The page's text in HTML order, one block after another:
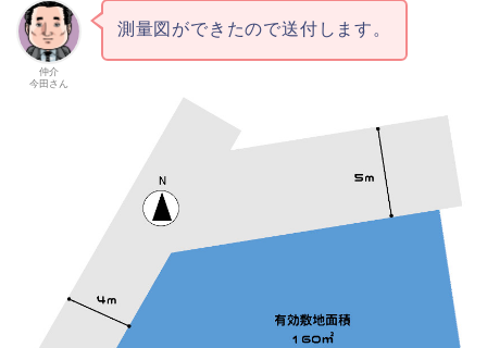
仲介
今田さん
測量図ができたので送付します。